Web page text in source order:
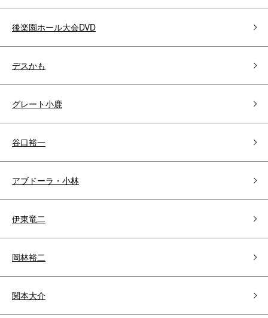
後楽園ホール大会DVD
デスかも
グレート小鹿
谷口裕一
アブドーラ・小林
伊東竜二
岡林裕二
関本大介